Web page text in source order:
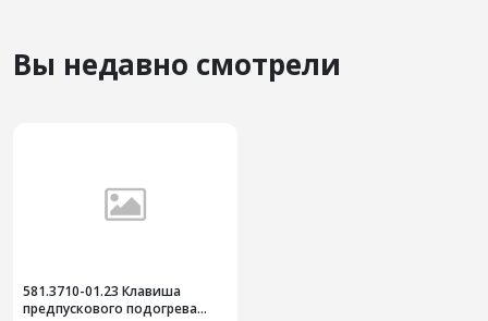
Вы недавно смотрели
581.3710-01.23 Клавиша
предпускового подогрева